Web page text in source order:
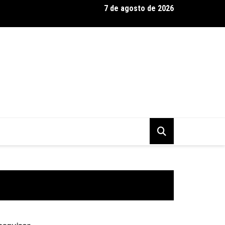
Baseadas em Plantas: Qualidade Importa Mais Que Quantidade,
7 de agosto de 2026